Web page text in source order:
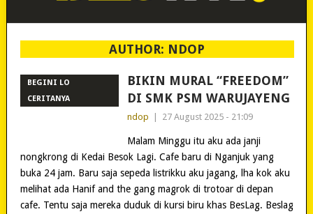
AUTHOR: NDOP
BEGINI LO
CERITANYA
BIKIN MURAL “FREEDOM”
DI SMK PSM WARUJAYENG
ndop 27 August 2025 - 21:09
Malam Minggu itu aku ada janji
nongkrong di Kedai Besok Lagi. Cafe baru di Nganjuk yang
buka 24 jam. Baru saja sepeda listrikku aku jagang, lha kok aku
melihat ada Hanif and the gang magrok di trotoar di depan
cafe. Tentu saja mereka duduk di kursi biru khas BesLag. Beslag